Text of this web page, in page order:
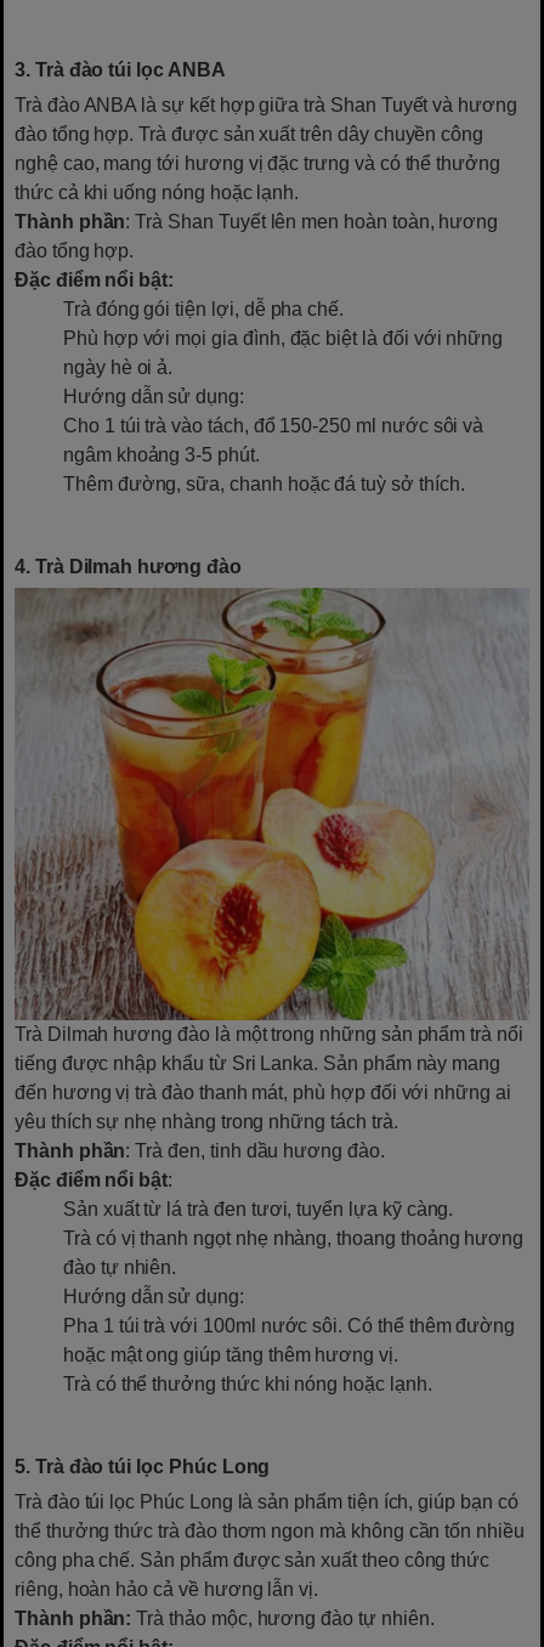
3. Trà đào túi lọc ANBA
Trà đào ANBA là sự kết hợp giữa trà Shan Tuyết và hương
đào tổng hợp. Trà được sản xuất trên dây chuyền công
nghệ cao, mang tới hương vị đặc trưng và có thể thưởng
thức cả khi uống nóng hoặc lạnh.
Thành phần: Trà Shan Tuyết lên men hoàn toàn, hương
đào tổng hợp.
Đặc điểm nổi bật:
Trà đóng gói tiện lợi, dễ pha chế.
Phù hợp với mọi gia đình, đặc biệt là đối với những
ngày hè oi ả.
Hướng dẫn sử dụng:
Cho 1 túi trà vào tách, đổ 150-250 ml nước sôi và
ngâm khoảng 3-5 phút.
Thêm đường, sữa, chanh hoặc đá tuỳ sở thích.
4. Trà Dilmah hương đào
Trà Dilmah hương đào là một trong những sản phẩm trà nổi
tiếng được nhập khẩu từ Sri Lanka. Sản phẩm này mang
đến hương vị trà đào thanh mát, phù hợp đối với những ai
yêu thích sự nhẹ nhàng trong những tách trà.
Thành phần: Trà đen, tinh dầu hương đào.
Đặc điểm nổi bật:
Sản xuất từ lá trà đen tươi, tuyển lựa kỹ càng.
Trà có vị thanh ngọt nhẹ nhàng, thoang thoảng hương
đào tự nhiên.
Hướng dẫn sử dụng:
Pha 1 túi trà với 100ml nước sôi. Có thể thêm đường
hoặc mật ong giúp tăng thêm hương vị.
Trà có thể thưởng thức khi nóng hoặc lạnh.
5. Trà đào túi lọc Phúc Long
Trà đào túi lọc Phúc Long là sản phẩm tiện ích, giúp bạn có
thể thưởng thức trà đào thơm ngon mà không cần tốn nhiều
công pha chế. Sản phẩm được sản xuất theo công thức
riêng, hoàn hảo cả về hương lẫn vị.
Thành phần: Trà thảo mộc, hương đào tự nhiên.